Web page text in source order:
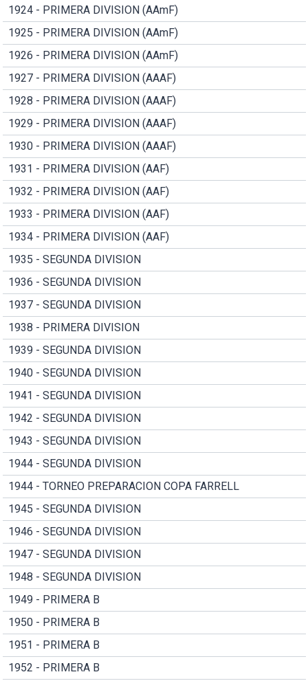
1924 - PRIMERA DIVISION (AAmF)
1925 - PRIMERA DIVISION (AAmF)
1926 - PRIMERA DIVISION (AAmF)
1927 - PRIMERA DIVISION (AAAF)
1928 - PRIMERA DIVISION (AAAF)
1929 - PRIMERA DIVISION (AAAF)
1930 - PRIMERA DIVISION (AAAF)
1931 - PRIMERA DIVISION (AAF)
1932 - PRIMERA DIVISION (AAF)
1933 - PRIMERA DIVISION (AAF)
1934 - PRIMERA DIVISION (AAF)
1935 - SEGUNDA DIVISION
1936 - SEGUNDA DIVISION
1937 - SEGUNDA DIVISION
1938 - PRIMERA DIVISION
1939 - SEGUNDA DIVISION
1940 - SEGUNDA DIVISION
1941 - SEGUNDA DIVISION
1942 - SEGUNDA DIVISION
1943 - SEGUNDA DIVISION
1944 - SEGUNDA DIVISION
1944 - TORNEO PREPARACION COPA FARRELL
1945 - SEGUNDA DIVISION
1946 - SEGUNDA DIVISION
1947 - SEGUNDA DIVISION
1948 - SEGUNDA DIVISION
1949 - PRIMERA B
1950 - PRIMERA B
1951 - PRIMERA B
1952 - PRIMERA B